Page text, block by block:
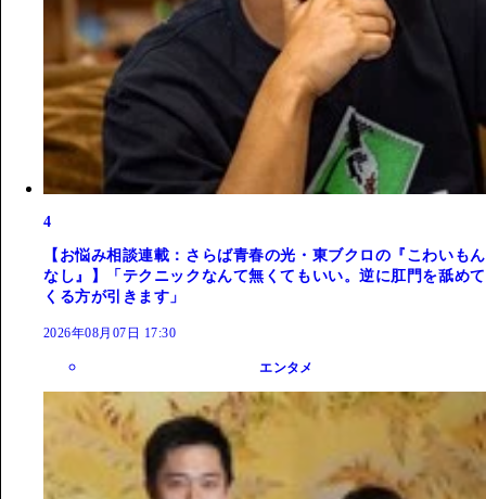
4
【お悩み相談連載：さらば青春の光・東ブクロの『こわいもん
なし』】「テクニックなんて無くてもいい。逆に肛門を舐めて
くる方が引きます」
2026年08月07日 17:30
エンタメ